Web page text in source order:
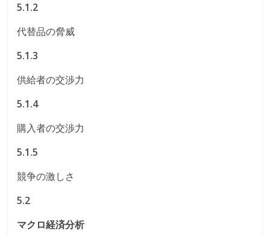
5.1.2
代替品の脅威
5.1.3
供給者の交渉力
5.1.4
購入者の交渉力
5.1.5
競争の激しさ
5.2
マクロ経済分析